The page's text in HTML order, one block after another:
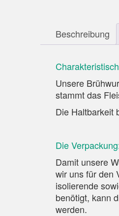
Beschreibung
Unsere
stammt das
Die Haltbarkeit
Die
Damit unsere
wir uns für den
isolierende
benötigt, kann
werden.